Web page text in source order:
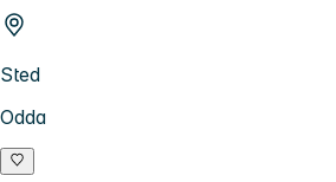
Sted
Odda